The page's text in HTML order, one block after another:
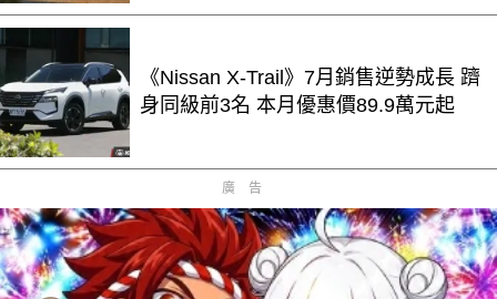
《Nissan X-Trail》7月銷售逆勢成長 躋
身同級前3名 本月優惠價89.9萬元起
廣告